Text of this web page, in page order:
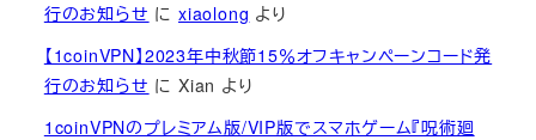
行のお知らせ にxiaolong より
【1coinVPN】2023年中秋節15％オフキャンペーンコード発
行のお知らせ にXian より
1coinVPNのプレミアム版/VIP版でスマホゲーム『呪術廻